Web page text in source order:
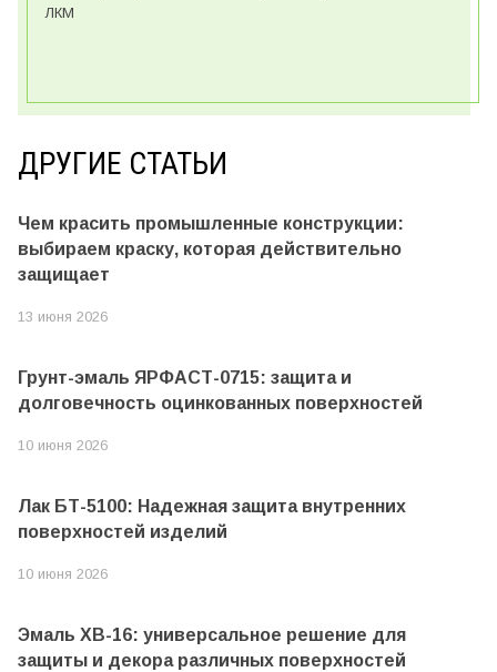
ЛКМ
ДРУГИЕ СТАТЬИ
Чем красить промышленные конструкции:
выбираем краску, которая действительно
защищает
13 июня 2026
Грунт-эмаль ЯРФАСТ-0715: защита и
долговечность оцинкованных поверхностей
10 июня 2026
Лак БТ-5100: Надежная защита внутренних
поверхностей изделий
10 июня 2026
Эмаль ХВ-16: универсальное решение для
защиты и декора различных поверхностей